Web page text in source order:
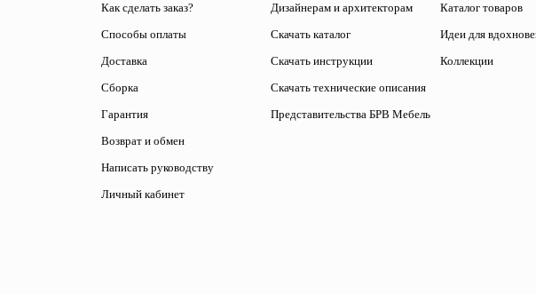
Как сделать заказ?
Способы оплаты
Доставка
Сборка
Гарантия
Возврат и обмен
Написать руководству
Личный кабинет
Дизайнерам и архитекторам
Скачать каталог
Скачать инструкции
Скачать технические описания
Представительства БРВ Мебель
Каталог товаров
Идеи для
Коллекции